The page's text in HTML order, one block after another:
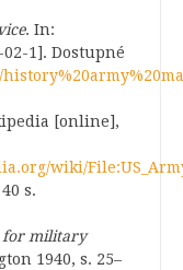
. In:
1]. Dostupné
[online],
wiki/
s.
for military
1940, s. 25–